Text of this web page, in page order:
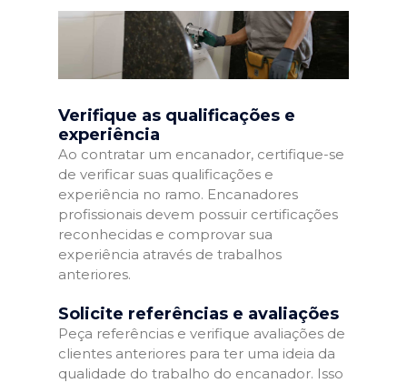
Verifique as qualificações e
experiência
Ao contratar um encanador, certifique-se
de verificar suas qualificações e
experiência no ramo. Encanadores
profissionais devem possuir certificações
reconhecidas e comprovar sua
experiência através de trabalhos
anteriores.
Solicite referências e avaliações
Peça referências e verifique avaliações de
clientes anteriores para ter uma ideia da
qualidade do trabalho do encanador. Isso